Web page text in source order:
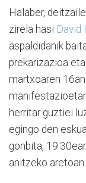
Halaber,
zirela hasi David
aspaldidanik
prekarizazioa
martxoaren
herritar guztiei
egingo den
gonbita,
anitzeko aretoan.